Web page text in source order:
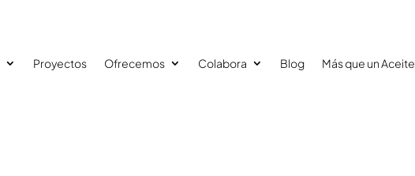
Proyectos Ofrecemos Colabora Blog Más que un Aceite